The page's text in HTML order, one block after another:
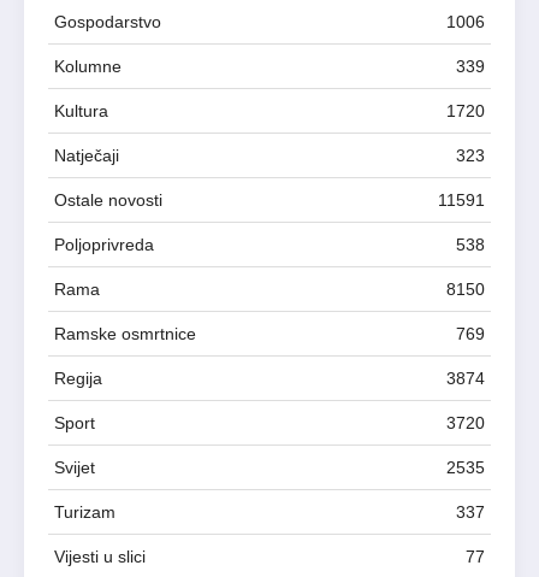
Gospodarstvo 1006
Kolumne 339
Kultura 1720
Natječaji 323
Ostale novosti 11591
Poljoprivreda 538
Rama 8150
Ramske osmrtnice 769
Regija 3874
Sport 3720
Svijet 2535
Turizam 337
Vijesti u slici 77